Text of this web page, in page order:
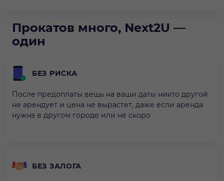
Прокатов много, Next2U —
один
БЕЗ РИСКА
После предоплаты вещь на ваши даты никто другой
не арендует и цена не вырастет, даже если аренда
нужна в другом городе или не скоро
БЕЗ ЗАЛОГА